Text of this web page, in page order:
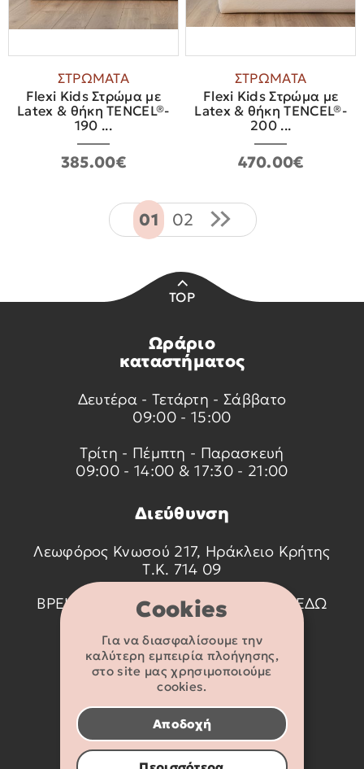
Cookies
Για να διασφαλίσουμε την
καλύτερη εμπειρία πλοήγησης,
στο site μας χρησιμοποιούμε
cookies.
Αποδοχή
ΣΤΡΩΜΑΤΑ
Flexi Kids Στρώμα με
Latex & θήκη TENCEL®-
190 ...
385.00€
ΣΤΡΩΜΑΤΑ
Flexi Kids Στρώμα με
Latex & θήκη TENCEL®-
200 ...
470.00€
01 02
TOP
Ωράριο
καταστήματος
Δευτέρα - Τετάρτη - Σάββατο
09:00 - 15:00
Τρίτη - Πέμπτη - Παρασκευή
09:00 - 14:00 & 17:30 - 21:00
Διεύθυνση
Λεωφόρος Κνωσού 217, Ηράκλειο Κρήτης
Τ.Κ. 714 09
ΒΡΕΙΤΕ ΜΑΣ ΣΤΟ ΧΑΡΤΗ ΠΑΤΩΝΤΑΣ
ΕΔΩ
Στοιχεία
επικοινωνίας
2810 233095
info@flexikids.gr